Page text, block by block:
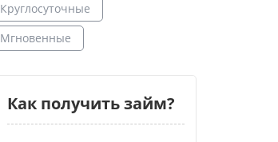
Круглосуточные
Мгновенные
Как получить займ?